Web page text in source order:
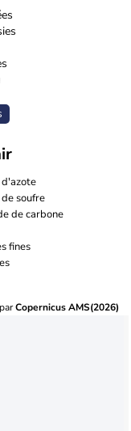
soufre
de carbone
fines
Copernicus AMS(2026)